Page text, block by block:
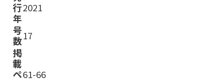
行
年
2021
号
数17
掲
載
ペ61-66